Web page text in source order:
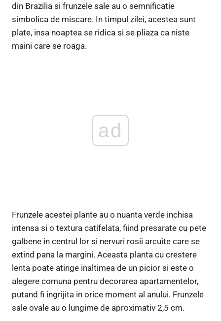
din Brazilia si frunzele sale au o semnificatie
simbolica de miscare. In timpul zilei, acestea sunt
plate, insa noaptea se ridica si se pliaza ca niste
maini care se roaga.
ad
Frunzele acestei plante au o nuanta verde inchisa
intensa si o textura catifelata, fiind presarate cu pete
galbene in centrul lor si nervuri rosii arcuite care se
extind pana la margini. Aceasta planta cu crestere
lenta poate atinge inaltimea de un picior si este o
alegere comuna pentru decorarea apartamentelor,
putand fi ingrijita in orice moment al anului. Frunzele
sale ovale au o lungime de aproximativ 2,5 cm.